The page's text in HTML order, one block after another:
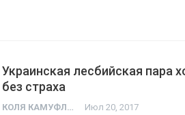
Украинская лесбийская пара
без страха
КОЛЯ КАМУФЛЯЖ Июл 20, 2017